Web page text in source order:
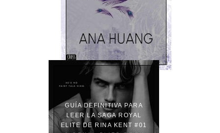
GUÍA DEFINITIVA PARA
LEER LA SAGA ROYAL
ELITE DE RINA KENT #01